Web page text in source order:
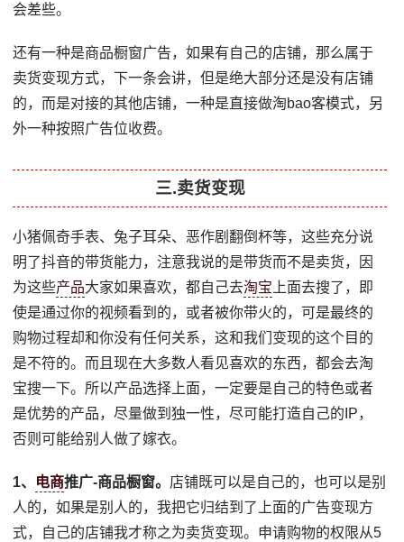
会差些。
还有一种是商品橱窗广告，如果有自己的店铺，那么属于
卖货变现方式，下一条会讲，但是绝大部分还是没有店铺
的，而是对接的其他店铺，一种是直接做淘bao客模式，另
外一种按照广告位收费。
三.卖货变现
小猪佩奇手表、兔子耳朵、恶作剧翻倒杯等，这些充分说
明了抖音的带货能力，注意我说的是带货而不是卖货，因
为这些产品大家如果喜欢，都自己去淘宝上面去搜了，即
使是通过你的视频看到的，或者被你带火的，可是最终的
购物过程却和你没有任何关系，这和我们变现的这个目的
是不符的。而且现在大多数人看见喜欢的东西，都会去淘
宝搜一下。所以产品选择上面，一定要是自己的特色或者
是优势的产品，尽量做到独一性，尽可能打造自己的IP，
否则可能给别人做了嫁衣。
1、 电商推广-商品橱窗。 店铺既可以是自己的，也可以是别
人的，如果是别人的，我把它归结到了上面的广告变现方
式，自己的店铺我才称之为卖货变现。申请购物的权限从5